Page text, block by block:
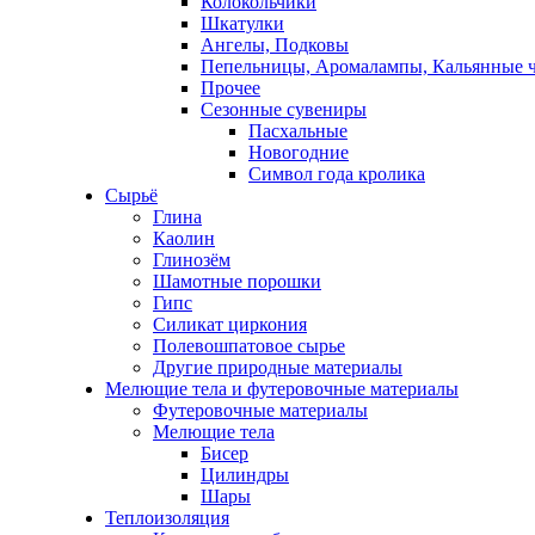
Шкатулки
Ангелы, Подковы
Пепельницы, Аромалампы, Кальянные
Прочее
Сезонные сувениры
Пасхальные
Новогодние
Символ года кролика
Сырьё
Глина
Каолин
Глинозём
Шамотные порошки
Гипс
Силикат циркония
Полевошпатовое сырье
Другие природные материалы
Мелющие тела и футеровочные материалы
Футеровочные материалы
Мелющие тела
Бисер
Цилиндры
Шары
Теплоизоляция